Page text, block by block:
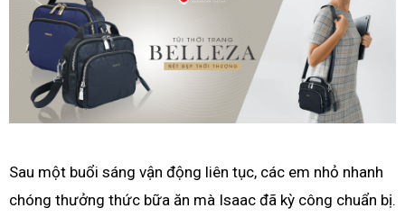
Sau một buổi sáng vận động liên tục, các em nhỏ nhanh
chóng thưởng thức bữa ăn mà Isaac đã kỳ công chuẩn bị.